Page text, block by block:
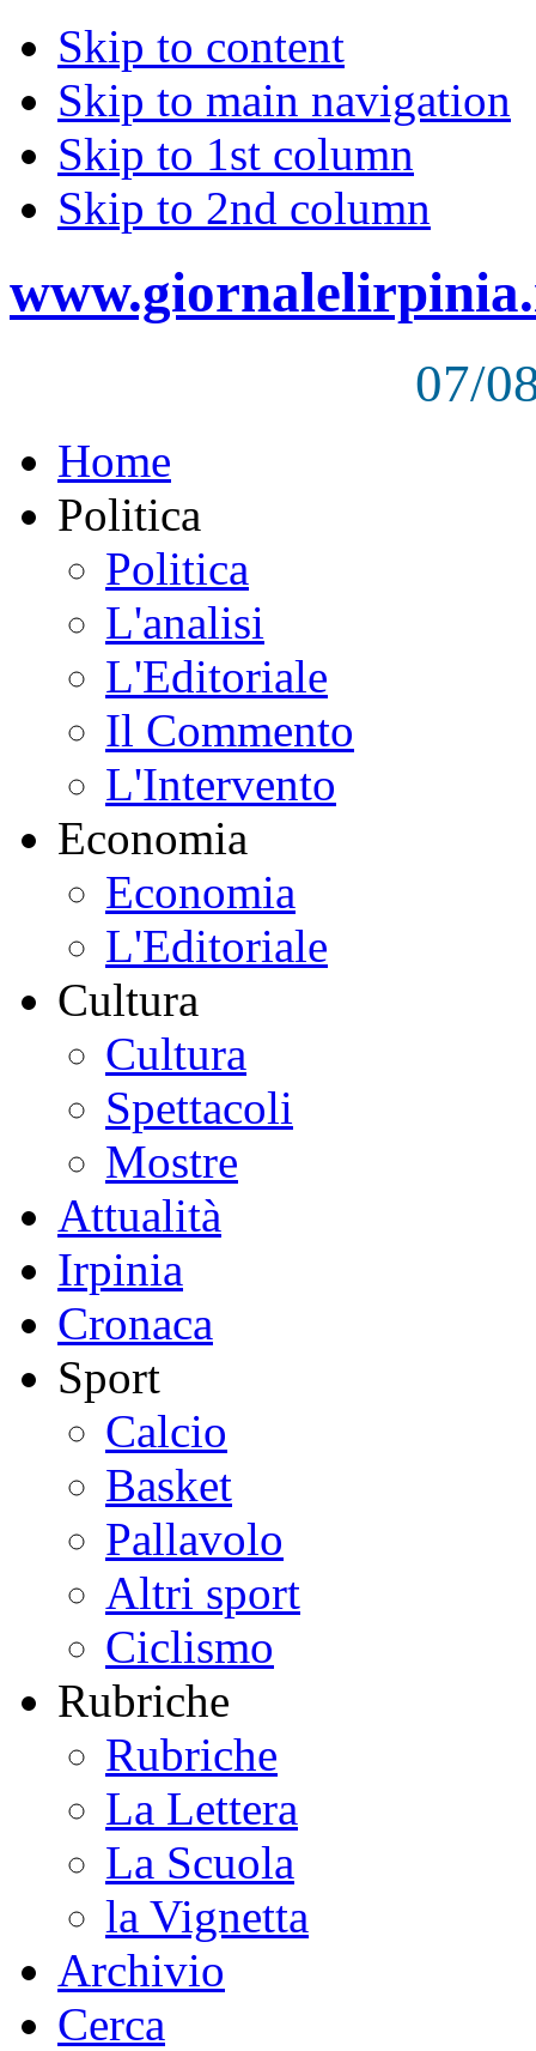
Skip to content
Skip to main navigation
Skip to 1st column
Skip to 2nd column
07/
Home
Politica
Politica
L'analisi
L'Editoriale
Il Commento
L'Intervento
Economia
Economia
L'Editoriale
Cultura
Cultura
Spettacoli
Mostre
Attualità
Irpinia
Cronaca
Sport
Calcio
Basket
Pallavolo
Altri sport
Ciclismo
Rubriche
Rubriche
La Lettera
La Scuola
la Vignetta
Archivio
Cerca